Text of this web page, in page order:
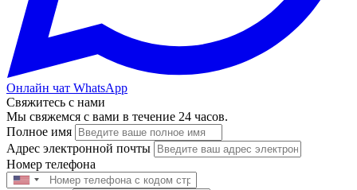
Онлайн чат WhatsApp
Свяжитесь с нами
Мы свяжемся с вами в течение 24 часов.
Полное имя
Адрес электронной почты
Номер телефона